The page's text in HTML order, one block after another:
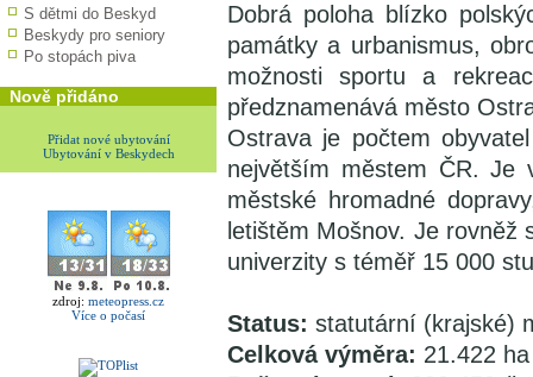
S dětmi do Beskyd
Beskydy pro seniory
Po stopách piva
Nově přidáno
Přidat nové ubytování
Ubytování v Beskydech
zdroj: meteopress.cz
Více o počasí
Dobrá poloha blízko
památky a urbanismus,
možnosti sportu a
předznamenává město
Ostrava je počtem
největším městem ČR. Je
městské hromadné
letištěm Mošnov. Je rovněž
univerzity s téměř 15 000
Status: statutární (krajské)
Celková výměra: 21.422 ha